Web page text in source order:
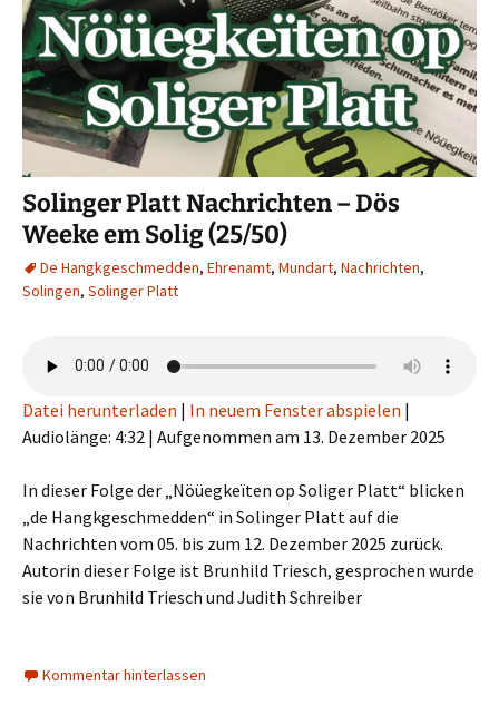
Solinger Platt Nachrichten – Dös
Weeke em Solig (25/50)
De Hangkgeschmedden, Ehrenamt, Mundart, Nachrichten,
Solingen, Solinger Platt
Datei herunterladen | In neuem Fenster abspielen |
Audiolänge: 4:32 | Aufgenommen am 13. Dezember 2025
In dieser Folge der „Nöüegkeïten op Soliger Platt“ blicken
„de Hangkgeschmedden“ in Solinger Platt auf die
Nachrichten vom 05. bis zum 12. Dezember 2025 zurück.
Autorin dieser Folge ist Brunhild Triesch, gesprochen wurde
sie von Brunhild Triesch und Judith Schreiber
Kommentar hinterlassen